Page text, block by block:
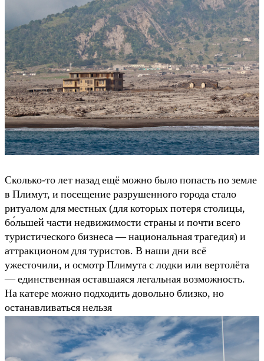
Сколько-то лет назад ещё можно было попасть по земле
в Плимут, и посещение разрушенного города стало
ритуалом для местных (для которых потеря столицы,
бо́льшей части недвижимости страны и почти всего
туристического бизнеса — национальная трагедия) и
аттракционом для туристов. В наши дни всё
ужесточили, и осмотр Плимута с лодки или вертолёта
— единственная оставшаяся легальная возможность.
На катере можно подходить довольно близко, но
останавливаться нельзя